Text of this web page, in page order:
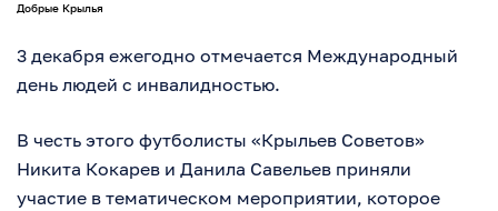
Добрые Крылья
3 декабря ежегодно отмечается Международный
день людей с инвалидностью.
В честь этого футболисты «Крыльев Советов»
Никита Кокарев и Данила Савельев приняли
участие в тематическом мероприятии, которое